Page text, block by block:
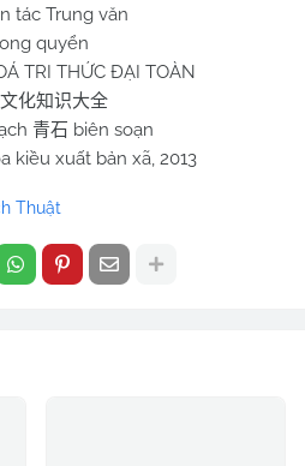
tác Trung văn
quyển
TRI THỨC ĐẠI TOÀN
化知识大全
青石 biên soạn
kiều xuất bản xã, 2013
Thuật